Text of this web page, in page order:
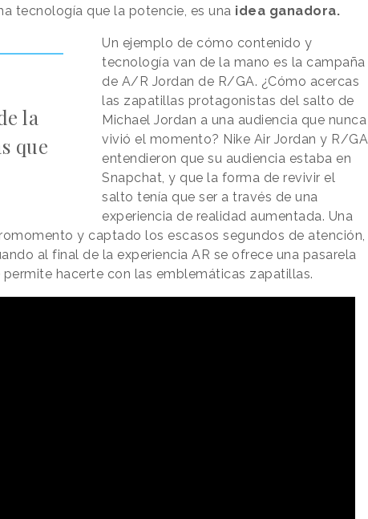
tecnología que la potencie, es una idea ganadora.
la
que
Un ejemplo de cómo contenido y
tecnología van de la mano es la campaña
de A/R Jordan de R/GA. ¿Cómo acercas
las zapatillas protagonistas del salto de
Michael Jordan a una audiencia que nunca
vivió el momento? Nike Air Jordan y R/GA
entendieron que su audiencia estaba en
Snapchat, y que la forma de revivir el
salto tenía que ser a través de una
experiencia de realidad aumentada. Una
y captado los escasos segundos de atención,
al final de la experiencia AR se ofrece una pasarela
hacerte con las emblemáticas zapatillas.